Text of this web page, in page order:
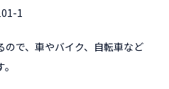
1
で、車やバイク、自転車など